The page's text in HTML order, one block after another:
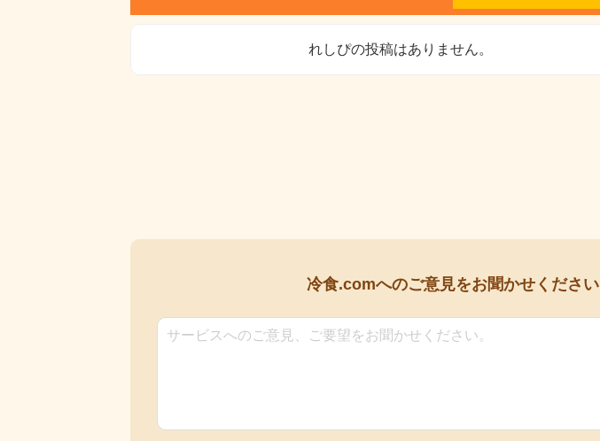
れしぴの投稿はありません。
冷食.comへのご意見をお聞かせください